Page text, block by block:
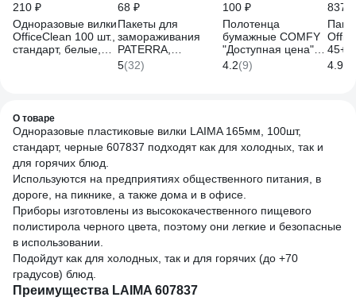
210 ₽
Одноразовые вилки
OfficeClean 100 шт.,
стандарт, белые,
68 ₽
Пакеты для
замораживания
PATERRA,
повышенной
прочности, 25 х 32
5(32)
100 ₽
Полотенца
бумажные COMFY
"Доступная цена" 2-
сл. 2 рул./вл.12 1-
7538
4.2(9)
837 ₽
мкм
4.9
О товаре
Одноразовые пластиковые вилки LAIMA 165мм, 100шт,
стандарт, черные 607837 подходят как для холодных, так и
для горячих блюд.
Используются на предприятиях общественного питания, в
дороге, на пикнике, а также дома и в офисе.
Приборы изготовлены из высококачественного пищевого
полистирола черного цвета, поэтому они легкие и безопасные
в использовании.
Подойдут как для холодных, так и для горячих (до +70
градусов) блюд.
Преимущества LAIMA 607837